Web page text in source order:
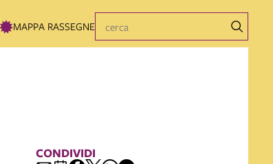
MAPPA RASSEGNE
CONDIVIDI